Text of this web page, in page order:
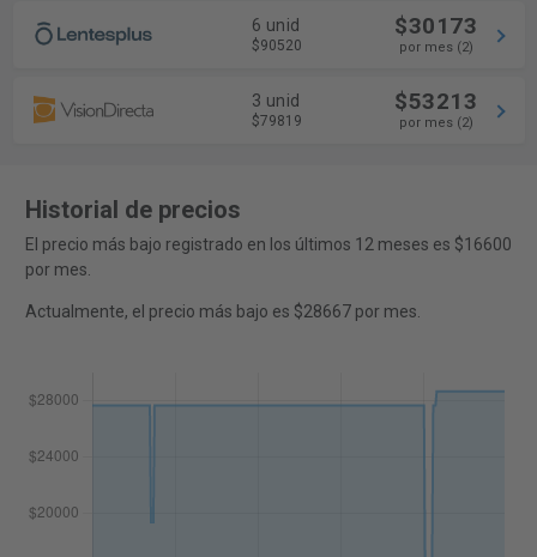
6 unid
$90520
$30173
por mes (2)
3 unid
$79819
$53213
por mes (2)
Historial de precios
El precio más bajo registrado en los últimos 12 meses es $16600
por mes.
Actualmente, el precio más bajo es $28667 por mes.